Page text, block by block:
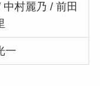
中村麗乃 / 前田
一